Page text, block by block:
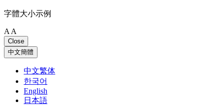
字體大小示例
A A
Close
中文簡體
中文繁体
한국어
English
日本語